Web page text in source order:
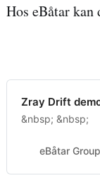
Hos eBåtar
Zray Drift
&nbsp; &nbsp;
eBåtar